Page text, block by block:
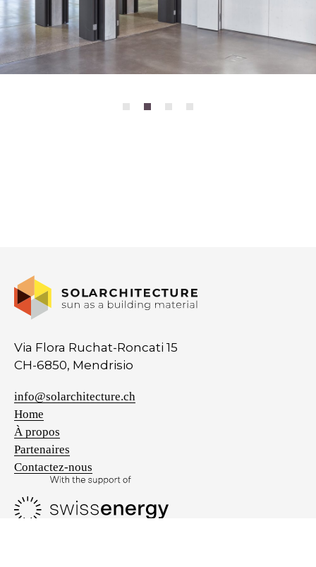
Via Flora Ruchat-Roncati 15
CH-6850, Mendrisio
info@solarchitecture.ch
Home
À propos
Partenaires
Contactez-nous